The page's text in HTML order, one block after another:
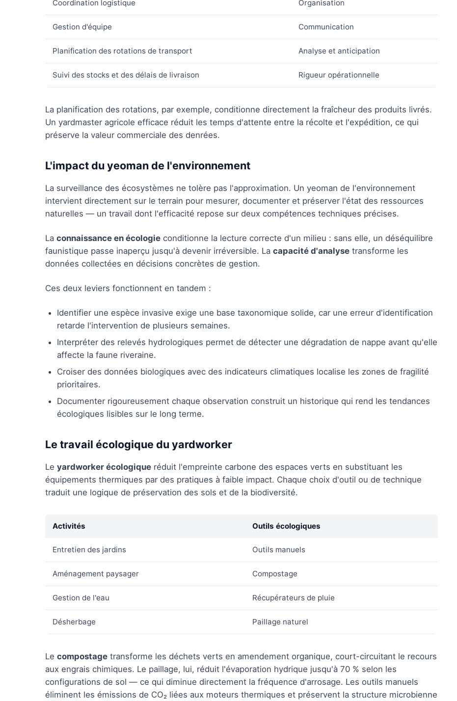
Coordination logistique Organisation
Gestion d'équipe Communication
Planification des rotations de transport Analyse et anticipation
Suivi des stocks et des délais de livraison Rigueur opérationnelle
La planification des rotations, par exemple, conditionne directement la fraîcheur des produits livrés.
Un yardmaster agricole efficace réduit les temps d'attente entre la récolte et l'expédition, ce qui
préserve la valeur commerciale des denrées.
L'impact du yeoman de l'environnement
La surveillance des écosystèmes ne tolère pas l'approximation. Un yeoman de l'environnement
intervient directement sur le terrain pour mesurer, documenter et préserver l'état des ressources
naturelles — un travail dont l'efficacité repose sur deux compétences techniques précises.
La connaissance en écologie conditionne la lecture correcte d'un milieu : sans elle, un déséquilibre
faunistique passe inaperçu jusqu'à devenir irréversible. La capacité d'analyse transforme les
données collectées en décisions concrètes de gestion.
Ces deux leviers fonctionnent en tandem :
Identifier une espèce invasive exige une base taxonomique solide, car une erreur d'identification
retarde l'intervention de plusieurs semaines.
Interpréter des relevés hydrologiques permet de détecter une dégradation de nappe avant qu'elle
affecte la faune riveraine.
Croiser des données biologiques avec des indicateurs climatiques localise les zones de fragilité
prioritaires.
Documenter rigoureusement chaque observation construit un historique qui rend les tendances
écologiques lisibles sur le long terme.
Le travail écologique du yardworker
Le yardworker écologique réduit l'empreinte carbone des espaces verts en substituant les
équipements thermiques par des pratiques à faible impact. Chaque choix d'outil ou de technique
traduit une logique de préservation des sols et de la biodiversité.
Activités Outils écologiques
Entretien des jardins Outils manuels
Aménagement paysager Compostage
Gestion de l'eau Récupérateurs de pluie
Désherbage Paillage naturel
Le compostage transforme les déchets verts en amendement organique, court-circuitant le recours
aux engrais chimiques. Le paillage, lui, réduit l'évaporation hydrique jusqu'à 70 % selon les
configurations de sol — ce qui diminue directement la fréquence d'arrosage. Les outils manuels
éliminent les émissions de CO₂ liées aux moteurs thermiques et préservent la structure microbienne